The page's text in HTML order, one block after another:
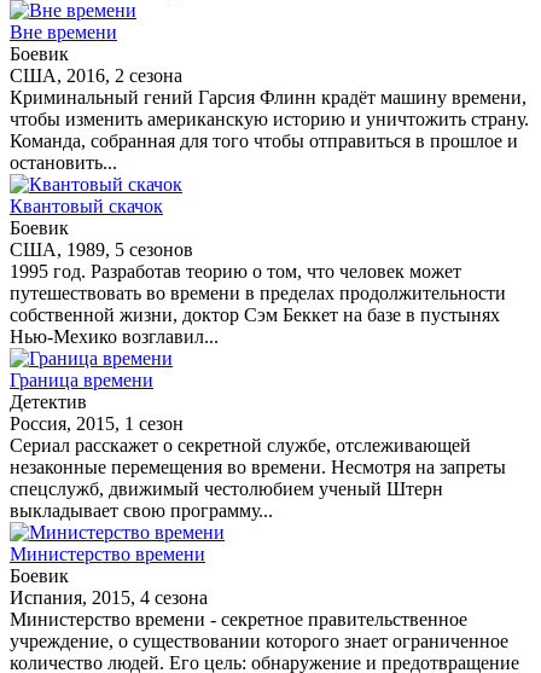
Вне времени
Боевик
США, 2016, 2 сезона
Криминальный гений Гарсия Флинн крадёт машину времени,
чтобы изменить американскую историю и уничтожить страну.
Команда, собранная для того чтобы отправиться в прошлое и
остановить...
Квантовый скачок
Боевик
США, 1989, 5 сезонов
1995 год. Разработав теорию о том, что человек может
путешествовать во времени в пределах продолжительности
собственной жизни, доктор Сэм Беккет на базе в пустынях
Нью-Мехико возглавил...
Граница времени
Детектив
Россия, 2015, 1 сезон
Сериал расскажет о секретной службе, отслеживающей
незаконные перемещения во времени. Несмотря на запреты
спецслужб, движимый честолюбием ученый Штерн
выкладывает свою программу...
Министерство времени
Боевик
Испания, 2015, 4 сезона
Министерство времени - секретное правительственное
учреждение, о существовании которого знает ограниченное
количество людей. Его цель: обнаружение и предотвращение